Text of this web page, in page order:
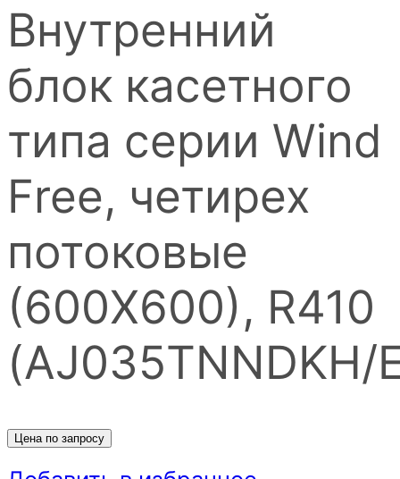
Внутренний
блок касетного
типа серии Wind
Free, четирех
потоковые
(600Х600), R410
(AJ035TNNDKH/
Цена по запросу